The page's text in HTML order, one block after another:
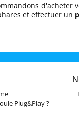
d'acheter
et effectuer un
Plug&Play ?